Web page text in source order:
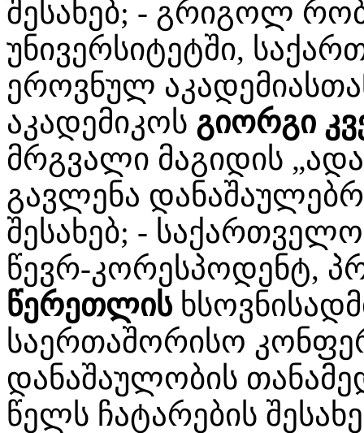
შესახებ; - გრიგოლ
უნივერსიტეტში,
ეროვნულ
აკადემიკოს გიორგი
მრგვალი მაგიდის
გავლენა
შესახებ; -
წევრ-კორესპოდენტ,
წერეთლის
საერთაშორისო
დანაშაულობის
წელს ჩატარების